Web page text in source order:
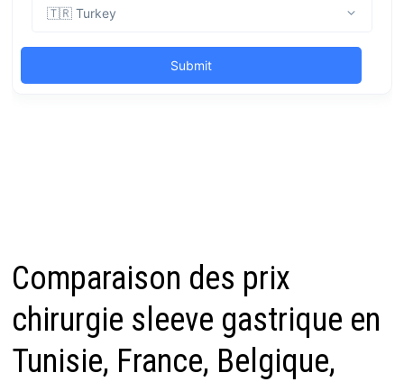
Comparaison des prix
chirurgie sleeve gastrique en
Tunisie, France, Belgique,